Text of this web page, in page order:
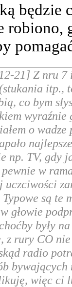
będzie
robiono,
21] Z nru 7
itp.,
co bym
o
np. TV, gdy
w
są te
głowie
były
z rury CO
radio
więc ci